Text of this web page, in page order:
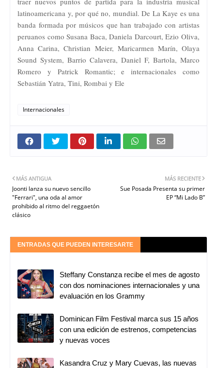
latinoamericana y, por qué no, mundial. De La Kaye es una
banda formada por músicos que han trabajado con artistas
peruanos como Susana Baca, Daniela Darcourt, Ezio Oliva,
Anna Carina, Christian Meier, Maricarmen Marín, Olaya
Sound System, Barrio Calavera, Daniel F, Bartola, Marco
Romero y Patrick Romantic; e internacionales como
Sebastián Yatra, Tini, Rombai y Ele
Internacionales
MÁS RECIENTE
Sue Posada Presenta su primer
EP “Mi Lado B”
MÁS ANTIGUA
Joonti lanza su nuevo sencillo
"Ferrari", una oda al amor
prohibido al ritmo del reggaetón
clásico
ENTRADAS QUE PUEDEN INTERESARTE
Steffany Constanza recibe el mes de agosto
con dos nominaciones internacionales y una
evaluación en los Grammy
Dominican Film Festival marca sus 15 años
con una edición de estrenos, competencias
y nuevas voces
Kasandra Cruz y Mary Cuevas, las nuevas